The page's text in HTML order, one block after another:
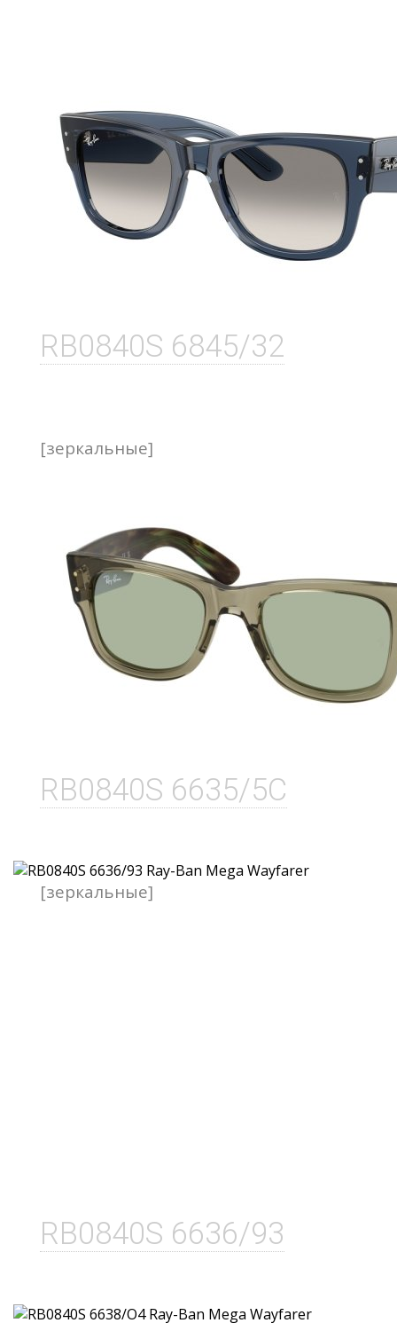
RB0840S 6845/32
RB0840S 6635/5C
[зеркальные]
RB0840S 6636/93
[зеркальные]